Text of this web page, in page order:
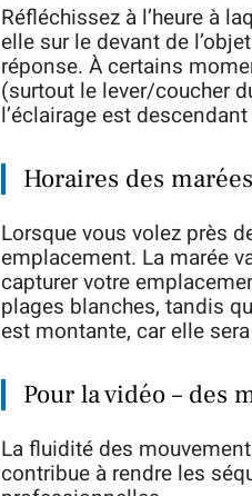
Réfléchissez à l’heure à
elle sur le devant de
réponse. À certains
(surtout le lever/coucher
l’éclairage est
Horaires des marées
Lorsque vous volez près
emplacement. La marée
capturer votre
plages blanches, tandis
est montante, car elle
Pour la vidéo – des
La fluidité des
contribue à rendre les